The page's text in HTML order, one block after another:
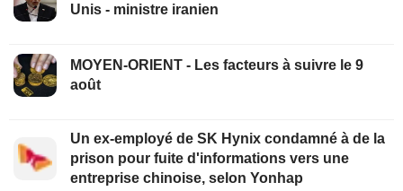
Unis - ministre iranien
MOYEN-ORIENT - Les facteurs à suivre le 9
août
Un ex-employé de SK Hynix condamné à de la
prison pour fuite d'informations vers une
entreprise chinoise, selon Yonhap